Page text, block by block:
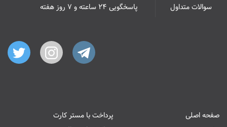
سوالات متداول پاسخگویی ۲۴ ساعته و ۷ روز هفته
صفحه اصلی
پرداخت با مستر کارت